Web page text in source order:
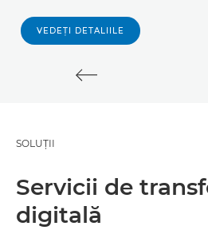
VEDEŢI DETALIILE
SOLUŢII
Servicii de
digitală